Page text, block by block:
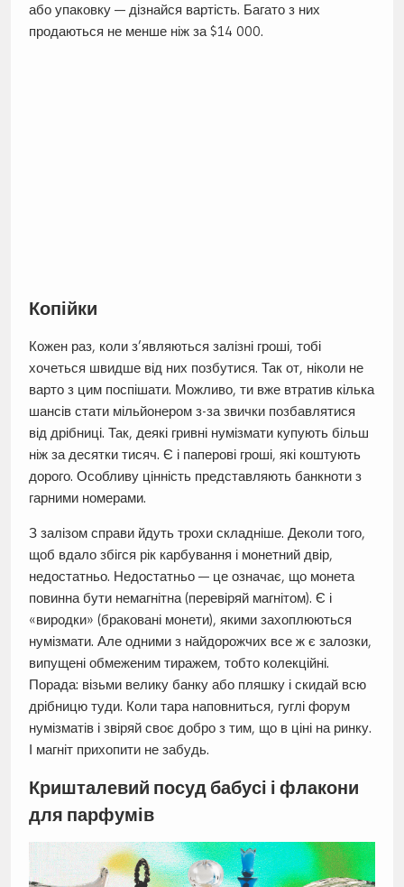
або упаковку — дізнайся вартість. Багато з них
продаються не менше ніж за $14 000.
Копійки
Кожен раз, коли з’являються залізні гроші, тобі
хочеться швидше від них позбутися. Так от, ніколи не
варто з цим поспішати. Можливо, ти вже втратив кілька
шансів стати мільйонером з-за звички позбавлятися
від дрібниці. Так, деякі гривні нумізмати купують більш
ніж за десятки тисяч. Є і паперові гроші, які коштують
дорого. Особливу цінність представляють банкноти з
гарними номерами.
З залізом справи йдуть трохи складніше. Деколи того,
щоб вдало збігся рік карбування і монетний двір,
недостатньо. Недостатньо — це означає, що монета
повинна бути немагнітна (перевіряй магнітом). Є і
«виродки» (браковані монети), якими захоплюються
нумізмати. Але одними з найдорожчих все ж є залозки,
випущені обмеженим тиражем, тобто колекційні.
Порада: візьми велику банку або пляшку і скидай всю
дрібницю туди. Коли тара наповниться, гуглі форум
нумізматів і звіряй своє добро з тим, що в ціні на ринку.
І магніт прихопити не забудь.
Кришталевий посуд бабусі і флакони
для парфумів